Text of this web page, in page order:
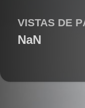
VISTAS DE
NaN